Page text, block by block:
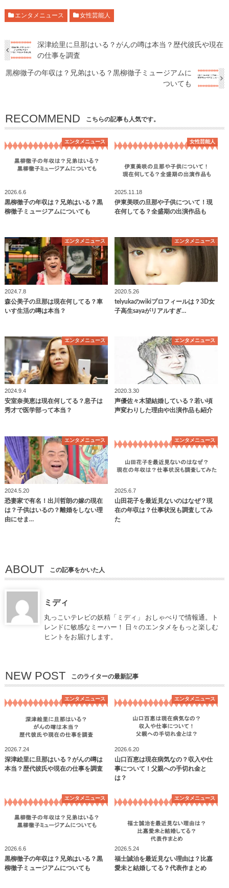
エンタメニュース 女性芸能人
深津絵里に旦那はいる？がんの噂は本当？歴代彼氏や現在
の仕事を調査
黒柳徹子の年収は？兄弟はいる？黒柳徹子ミュージアムに
ついても
RECOMMEND こちらの記事も人気です。
エンタメニュース
2026.6.6
黒柳徹子の年収は？兄弟はいる？黒
柳徹子ミュージアムについても
女性芸能人
2025.11.18
伊東美咲の旦那や子供について！現
在何してる？全盛期の出演作品も
エンタメニュース
2024.7.8
森公美子の旦那は現在何してる？車
いす生活の噂は本当？
エンタメニュース
2020.5.26
telyukaのwikiプロフィールは？3D女
子高生sayaがリアルすぎ…
エンタメニュース
2024.9.4
安室奈美恵は現在何してる？息子は
秀才で医学部って本当？
エンタメニュース
2020.3.30
声優佐々木望結婚している？若い頃
声変わりした理由や出演作品も紹介
エンタメニュース
2024.5.20
恐妻家で有名！出川哲朗の嫁の現在
は？子供はいるの？離婚をしない理
由にせま…
エンタメニュース
2025.6.7
山田花子を最近見ないのはなぜ？現
在の年収は？仕事状況も調査してみ
た
ABOUT この記事をかいた人
ミディ
丸っこいテレビの妖精「ミディ」 おしゃべりで情報通。ト
レンドに敏感なミーハー！ 日々のエンタメをもっと楽しむ
ヒントをお届けします。
NEW POST このライターの最新記事
エンタメニュース
2026.7.24
深津絵里に旦那はいる？がんの噂は
本当？歴代彼氏や現在の仕事を調査
エンタメニュース
2026.6.20
山口百恵は現在病気なの？収入や仕
事について！父親への手切れ金と
は？
エンタメニュース
2026.6.6
黒柳徹子の年収は？兄弟はいる？黒
柳徹子ミュージアムについても
エンタメニュース
2026.5.24
福士誠治を最近見ない理由は？比嘉
愛未と結婚してる？代表作まとめ